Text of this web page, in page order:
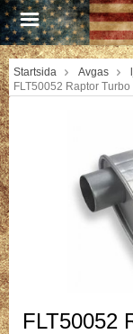
Startsida Avgas
FLT50052 Raptor
FLT50052